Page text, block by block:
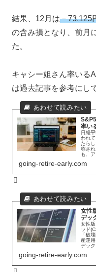
結果、12月は－73,125
の含み損となり、前月
た。
キャシー姐さん率いる
は過去記事を参考にし
率い
日経
われ
たら
称さ
も、
going-retire-early.com
女性
デッ
女性
ッド
「破
産運
デッ
going-retire-early.com